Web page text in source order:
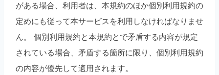
がある場合、利用者は、本規約のほか個別利用規約の
定めにも従って本サービスを利用しなければなりませ
ん。 個別利用規約と本規約とで矛盾する内容が規定
されている場合、矛盾する箇所に限り、個別利用規約
の内容が優先して適用されます。